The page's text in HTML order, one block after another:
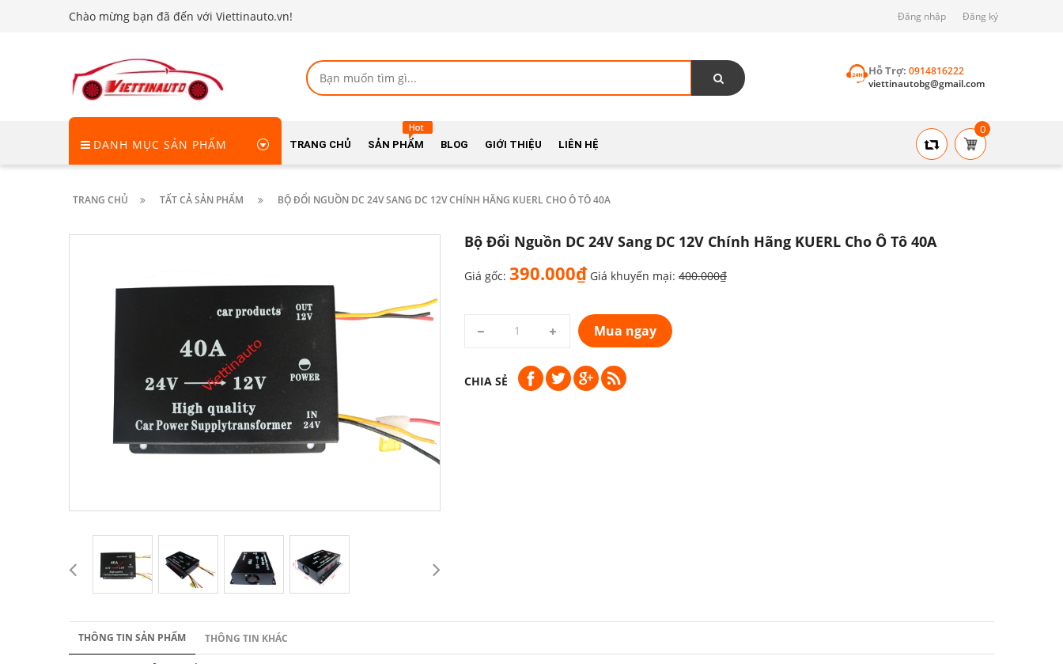
Chào mừng bạn đã đến với Viettinauto.vn! Đăng nhập Đăng ký
Hỗ Trợ:0914816222
viettinautobg@gmail.com
DANH MỤC SẢN PHẨM TRANG CHỦ SẢN PHẨM BLOG GIỚI THIỆU LIÊN HỆ
0
TRANG CHỦ TẤT CẢ SẢN PHẨM BỘ ĐỔI NGUỒN DC 24V SANG DC 12V CHÍNH HÃNG KUERL CHO Ô TÔ 40A
Bộ Đổi Nguồn DC 24V Sang DC 12V Chính Hãng KUERL Cho Ô Tô 40A
Giá gốc: 390.000₫ Giá khuyến mại: 400.000₫
Mua ngay
CHIA SẺ
THÔNG TIN SẢN PHẨM THÔNG TIN KHÁC